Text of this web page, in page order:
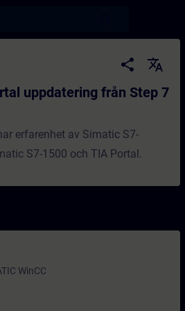
från Step 7 V5.4/
share
translate
uppdatering från Step 7
erfarenhet av Simatic S7-
S7-1500 och TIA Portal.
WinCC